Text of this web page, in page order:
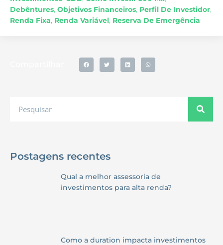
Debêntures, Objetivos Financeiros, Perfil De Investidor,
Renda Fixa, Renda Variável, Reserva De Emergência
Postagens recentes
Qual a melhor assessoria de
investimentos para alta renda?
Como a duration impacta investimentos